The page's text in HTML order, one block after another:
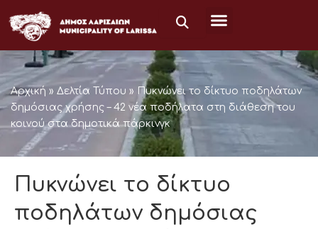
to
content
Αρχική » Δελτία Τύπου » Πυκνώνει το δίκτυο ποδηλάτων
δημόσιας χρήσης – 42 νέα ποδήλατα στη διάθεση του
κοινού στα δημοτικά πάρκινγκ
Πυκνώνει το δίκτυο
ποδηλάτων δημόσιας